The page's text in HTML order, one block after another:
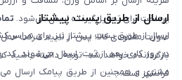
پرداخت برای تحویل‌گیرنده ارسال می‌شود.
صورت مفقودی کالا، پس از تایید شرکت
فرانشیز است.
ارسال از طریق پست پیشتاز
ارسال از طریق پست پیشتاز نیز برای
در روز کاری بعد از ثبت، ارسال می‌شوند.
مشتری و همچنین از طریق پیامک ارسال